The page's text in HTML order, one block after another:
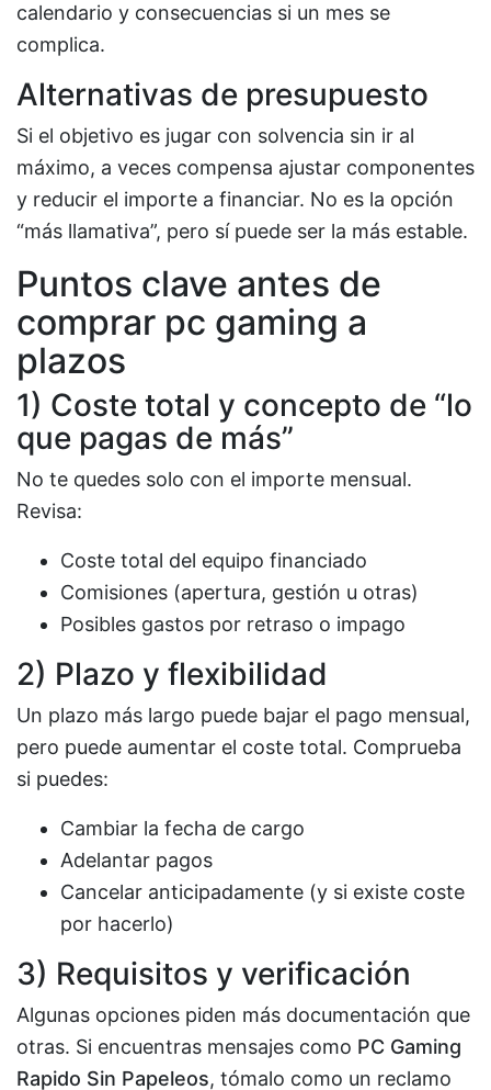
calendario y consecuencias si un mes se
complica.
Alternativas de presupuesto
Si el objetivo es jugar con solvencia sin ir al
máximo, a veces compensa ajustar componentes
y reducir el importe a financiar. No es la opción
“más llamativa”, pero sí puede ser la más estable.
Puntos clave antes de
comprar pc gaming a
plazos
1) Coste total y concepto de “lo
que pagas de más”
No te quedes solo con el importe mensual.
Revisa:
Coste total del equipo financiado
Comisiones (apertura, gestión u otras)
Posibles gastos por retraso o impago
2) Plazo y flexibilidad
Un plazo más largo puede bajar el pago mensual,
pero puede aumentar el coste total. Comprueba
si puedes:
Cambiar la fecha de cargo
Adelantar pagos
Cancelar anticipadamente (y si existe coste
por hacerlo)
3) Requisitos y verificación
Algunas opciones piden más documentación que
otras. Si encuentras mensajes como PC Gaming
Rapido Sin Papeleos, tómalo como un reclamo